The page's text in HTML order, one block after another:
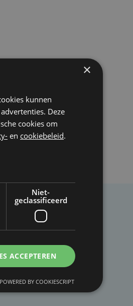
×
kunnen
Deze
cookies om
en cookiebeleid.
Niet-
geclassificeerd
ACCEPTEREN
POWERED BY COOKIESCRIPT